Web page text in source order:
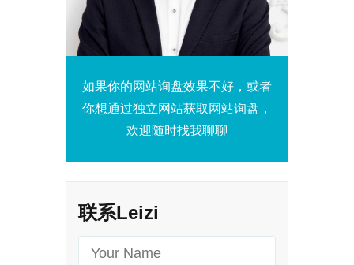
如果你的网站询盘效果不好，或者
你想通过独立网站获取网站询盘，
欢迎随时找我聊聊
联系Leizi